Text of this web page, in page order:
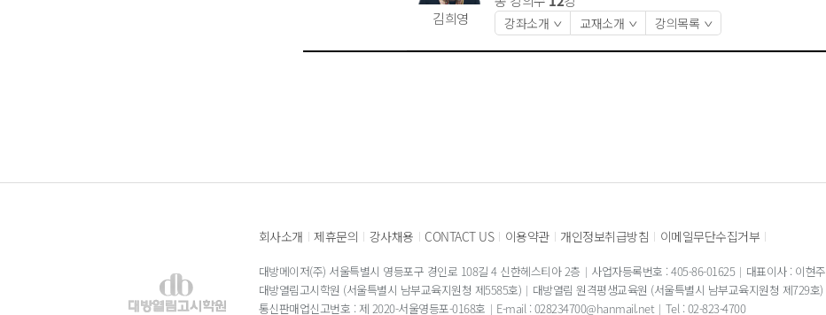
김희영
강좌소개> 교재소개> 강의목록>
회사소개 | 제휴문의 | 강사채용 | CONTACT US | 이용약관 | 개인정보취급방침 | 이메일무단수집거부 |
대방메이저(주) 서울특별시 영등포구 경인로 108길 4 신한헤스티아 2층 사업자등록번호 : 405-86-01625
대표이사 : 이현주
대방열림고시학원 (서울특별시 남부교육지원청 제5585호)
대방열림 원격평생교육원 (서울특별시 남부교육지원청 제729호)
통신판매업신고번호 : 제 2020-서울영등포-0168호
E-mail : 028234700@hanmail.net Tel : 02-823-4700